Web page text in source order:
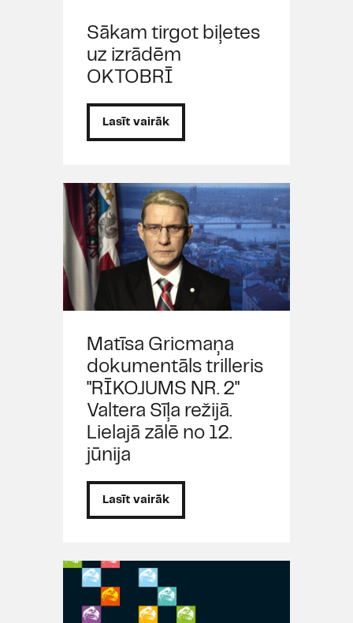
Sākam tirgot biļetes
uz izrādēm
OKTOBRĪ
Lasīt vairāk
Matīsa Gricmaņa
dokumentāls trilleris
"RĪKOJUMS NR. 2"
Valtera Sīļa režijā.
Lielajā zālē no 12.
jūnija
Lasīt vairāk